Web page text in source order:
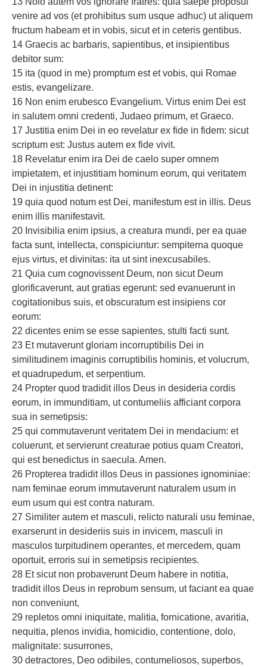
venire ad vos (et prohibitus sum usque adhuc) ut aliquem
fructum habeam et in vobis, sicut et in ceteris gentibus.
14 Graecis ac barbaris, sapientibus, et insipientibus
debitor sum:
15 ita (quod in me) promptum est et vobis, qui Romae
estis, evangelizare.
16 Non enim erubesco Evangelium. Virtus enim Dei est
in salutem omni credenti, Judaeo primum, et Graeco.
17 Justitia enim Dei in eo revelatur ex fide in fidem: sicut
scriptum est: Justus autem ex fide vivit.
18 Revelatur enim ira Dei de caelo super omnem
impietatem, et injustitiam hominum eorum, qui veritatem
Dei in injustitia detinent:
19 quia quod notum est Dei, manifestum est in illis. Deus
enim illis manifestavit.
20 Invisibilia enim ipsius, a creatura mundi, per ea quae
facta sunt, intellecta, conspiciuntur: sempiterna quoque
ejus virtus, et divinitas: ita ut sint inexcusabiles.
21 Quia cum cognovissent Deum, non sicut Deum
glorificaverunt, aut gratias egerunt: sed evanuerunt in
cogitationibus suis, et obscuratum est insipiens cor
eorum:
22 dicentes enim se esse sapientes, stulti facti sunt.
23 Et mutaverunt gloriam incorruptibilis Dei in
similitudinem imaginis corruptibilis hominis, et volucrum,
et quadrupedum, et serpentium.
24 Propter quod tradidit illos Deus in desideria cordis
eorum, in immunditiam, ut contumeliis afficiant corpora
sua in semetipsis:
25 qui commutaverunt veritatem Dei in mendacium: et
coluerunt, et servierunt creaturae potius quam Creatori,
qui est benedictus in saecula. Amen.
26 Propterea tradidit illos Deus in passiones ignominiae:
nam feminae eorum immutaverunt naturalem usum in
eum usum qui est contra naturam.
27 Similiter autem et masculi, relicto naturali usu feminae,
exarserunt in desideriis suis in invicem, masculi in
masculos turpitudinem operantes, et mercedem, quam
oportuit, erroris sui in semetipsis recipientes.
28 Et sicut non probaverunt Deum habere in notitia,
tradidit illos Deus in reprobum sensum, ut faciant ea quae
non conveniunt,
29 repletos omni iniquitate, malitia, fornicatione, avaritia,
nequitia, plenos invidia, homicidio, contentione, dolo,
malignitate: susurrones,
30 detractores, Deo odibiles, contumeliosos, superbos,